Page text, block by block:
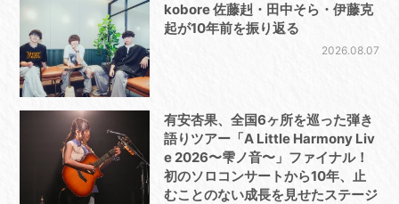
kobore 佐藤赳・田中そら・伊藤克
起が10年前を振り返る
2026.08.07
有安杏果、全国6ヶ所を巡った弾き
語りツアー「A Little Harmony Liv
e 2026〜雫ノ音〜」ファイナル！
初のソロコンサートから10年、止
むことのない成長を見せたステージ